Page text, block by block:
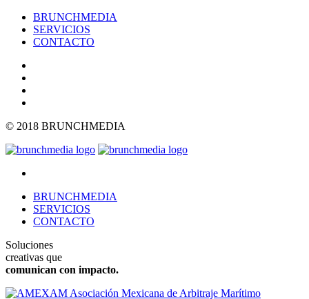
BRUNCHMEDIA
SERVICIOS
CONTACTO
© 2018 BRUNCHMEDIA
BRUNCHMEDIA
SERVICIOS
CONTACTO
Soluciones
creativas que
comunican con impacto.